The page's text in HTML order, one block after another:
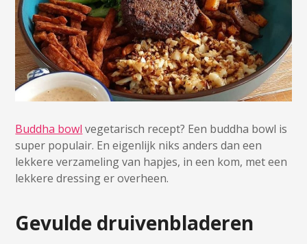
Buddha bowl vegetarisch recept? Een buddha bowl is
super populair. En eigenlijk niks anders dan een
lekkere verzameling van hapjes, in een kom, met een
lekkere dressing er overheen.
Gevulde druivenbladeren